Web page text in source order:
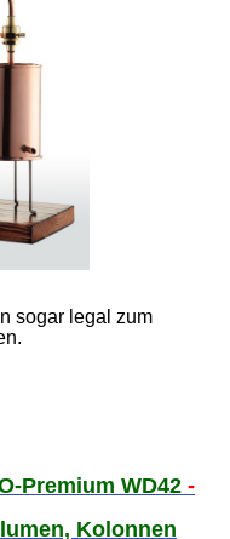
sogar legal zum
Premium WD42-
Kolonnen